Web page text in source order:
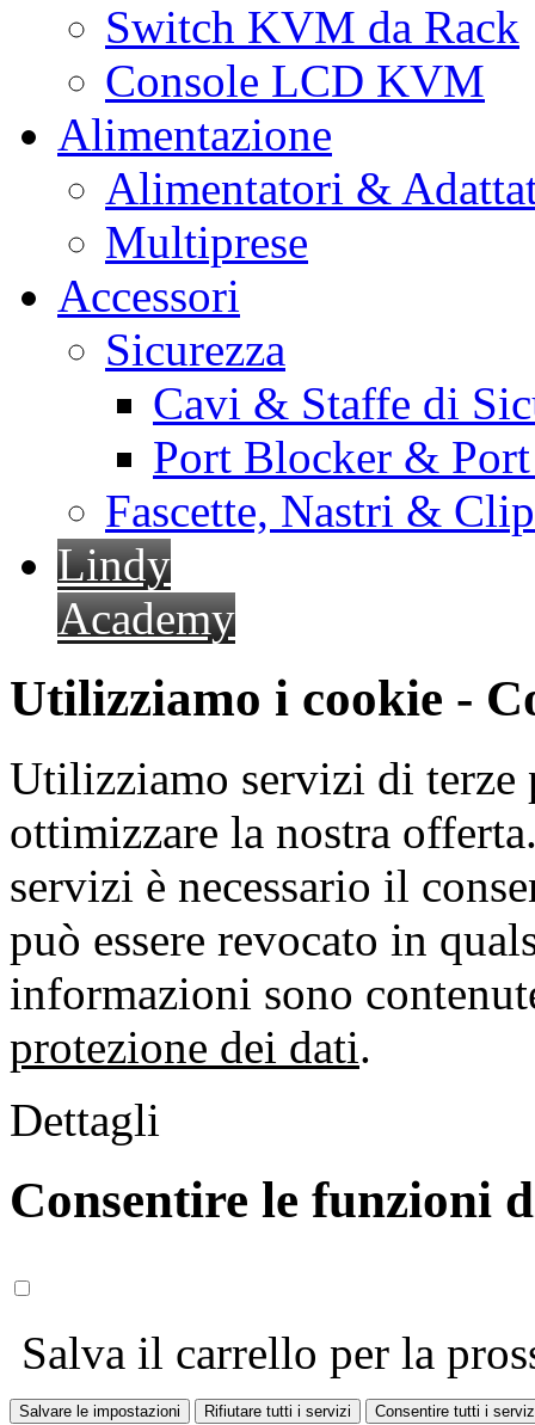
Switch KVM da Rack
Console LCD KVM
Alimentazione
Alimentatori &
Multiprese
Accessori
Sicurezza
Cavi & Staffe di
Port Blocker &
Fascette, Nastri &
Lindy
Academy
Utilizziamo i cookie -
Utilizziamo servizi di terze
ottimizzare la nostra
servizi è necessario il
può essere revocato in
informazioni sono
protezione dei dati.
Dettagli
Consentire le funzioni
Salva il carrello per la
Salvare le impostazioni Rifiutare tutti i servizi Consentire tutti i